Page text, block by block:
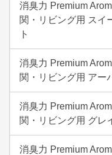
消臭力 Premium
関・リビング用 スイ
ト
消臭力 Premium
関・リビング用 アー
消臭力 Premium
関・リビング用 グレ
消臭力 Premium